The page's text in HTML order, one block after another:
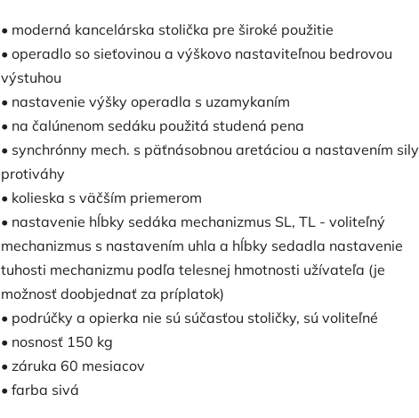
• moderná kancelárska stolička pre široké použitie
• operadlo so sieťovinou a výškovo nastaviteľnou bedrovou
výstuhou
• nastavenie výšky operadla s uzamykaním
• na čalúnenom sedáku použitá studená pena
• synchrónny mech. s päťnásobnou aretáciou a nastavením sily
protiváhy
• kolieska s väčším priemerom
• nastavenie hĺbky sedáka mechanizmus SL, TL - voliteľný
mechanizmus s nastavením uhla a hĺbky sedadla nastavenie
tuhosti mechanizmu podľa telesnej hmotnosti užívateľa (je
možnosť doobjednať za príplatok)
• podrúčky a opierka nie sú súčasťou stoličky, sú voliteľné
• nosnosť 150 kg
• záruka 60 mesiacov
• farba sivá